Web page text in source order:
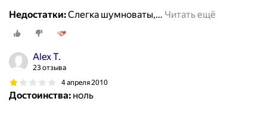
Недостатки:Слегка шумноваты,… Читать ещё
Alex T.
23 отзыва
4 апреля 2010
Достоинства: ноль